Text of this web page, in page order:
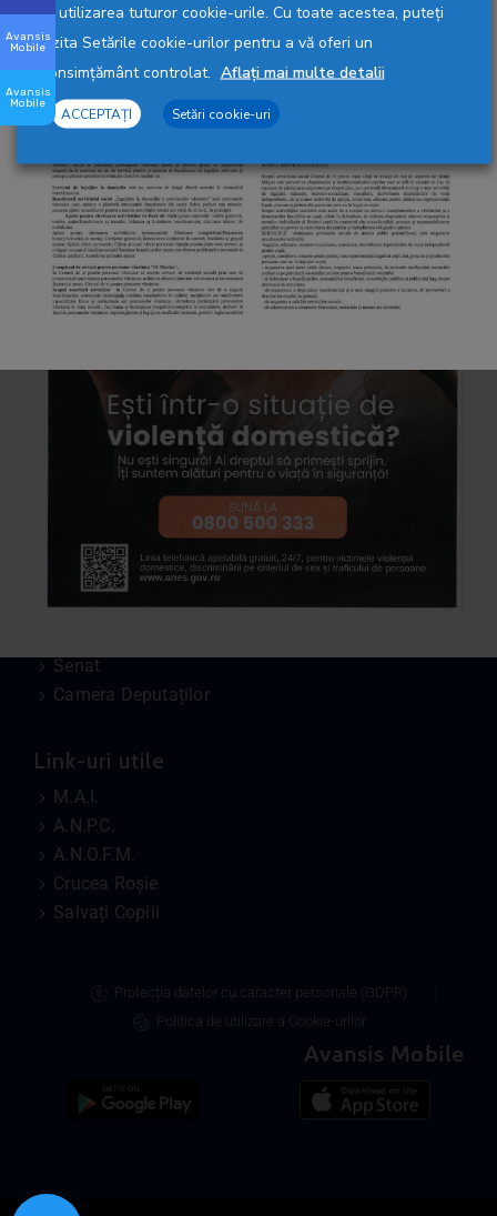
Contact
+40 256 351 441
+40 256 329 961
Date de Contact – Interioare
contact@dasclugoj.ro
Primăria Lugoj
Primăria Timișoara
Prefectura Timiș
Consiliul Județean Timiș
DGASPC Timiș
Instituții
Președinte
Senat
Camera Deputaților
Link-uri utile
M.A.I.
A.N.P.C.
A.N.O.F.M.
Crucea Roșie
Salvați Copiii
Protecția datelor cu caracter personale (GDPR)
Politica de utilizare a Cookie-urilor
Avansis Mobile
la utilizarea tuturor cookie-urile. Cu toate acestea, puteți
vizita Setările cookie-urilor pentru a vă oferi un
consimțământ controlat. Aflați mai multe detalii
ACCEPTAȚI Setări cookie-uri
Avansis
Mobile
Avansis
Mobile